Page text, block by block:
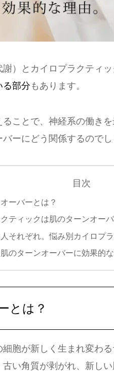
）とカイロプラクティ
る部分 もあります。
ことで、神経系の働き
ーにどう関係するのでし
目次
ーバーとは？
ティックは肌のターンオー
それぞれ。悩み別カイロプ
のターンオーバーに効果的
とは？
胞が新しく生まれ変わ
い角質が剥がれ、新し